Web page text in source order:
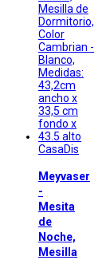
CasaDis
Meyvaser
-
Mesita
de
Noche,
Mesilla